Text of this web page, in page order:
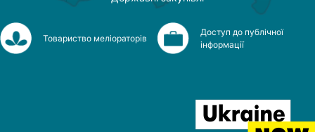
Товариство меліораторів
Доступ до публічної
інформації